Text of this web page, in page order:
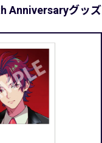
Anniversaryグッズ